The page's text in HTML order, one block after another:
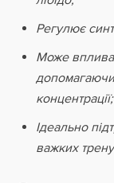
Регулює
Може
концентрації;
Ідеально
важких